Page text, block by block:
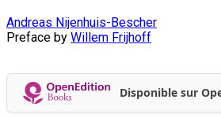
Andreas Nijenhuis-Bescher
Preface by Willem Frijhoff
Disponible sur